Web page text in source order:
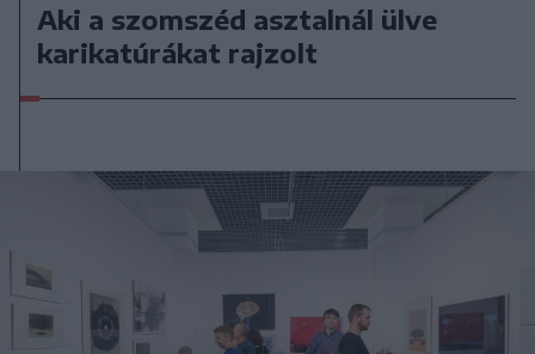
Aki a szomszéd asztalnál ülve
karikatúrákat rajzolt